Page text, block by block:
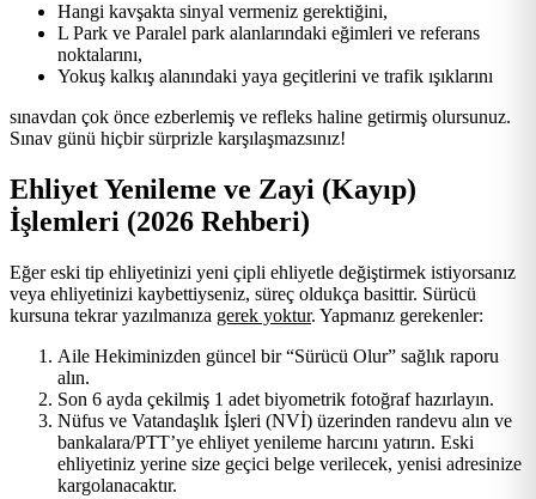
Hangi kavşakta sinyal vermeniz gerektiğini,
L Park ve Paralel park alanlarındaki eğimleri ve referans
noktalarını,
Yokuş kalkış alanındaki yaya geçitlerini ve trafik ışıklarını
sınavdan çok önce ezberlemiş ve refleks haline getirmiş olursunuz.
Sınav günü hiçbir sürprizle karşılaşmazsınız!
Ehliyet Yenileme ve Zayi (Kayıp)
İşlemleri (2026 Rehberi)
Eğer eski tip ehliyetinizi yeni çipli ehliyetle değiştirmek istiyorsanız
veya ehliyetinizi kaybettiyseniz, süreç oldukça basittir. Sürücü
kursuna tekrar yazılmanıza gerek yoktur. Yapmanız gerekenler:
Aile Hekiminizden güncel bir “Sürücü Olur” sağlık raporu
alın.
Son 6 ayda çekilmiş 1 adet biyometrik fotoğraf hazırlayın.
Nüfus ve Vatandaşlık İşleri (NVİ) üzerinden randevu alın ve
bankalara/PTT’ye ehliyet yenileme harcını yatırın. Eski
ehliyetiniz yerine size geçici belge verilecek, yenisi adresinize
kargolanacaktır.